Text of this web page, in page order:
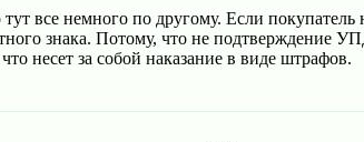
все немного по другому. Если
знака. Потому, что не подтверждение
несет за собой наказание в виде штрафов.